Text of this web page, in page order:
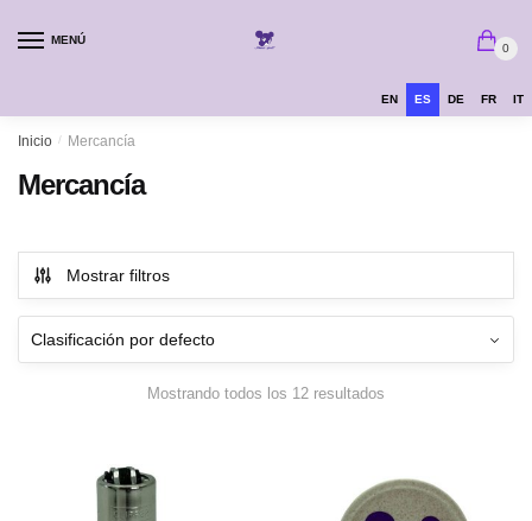
MENÚ
0
EN ES DE FR IT
Inicio / Mercancía
Mercancía
Mostrar filtros
Mostrando todos los 12 resultados